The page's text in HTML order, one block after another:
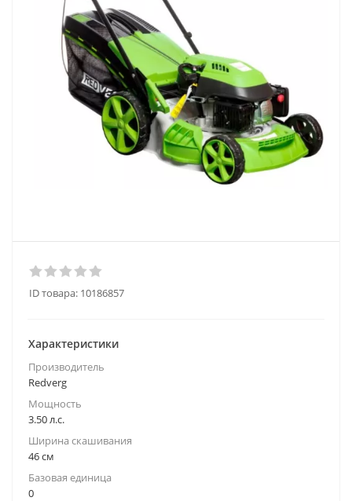
ID товара: 10186857
Характеристики
Производитель
Redverg
Мощность
3.50 л.с.
Ширина скашивания
46 см
Базовая единица
0